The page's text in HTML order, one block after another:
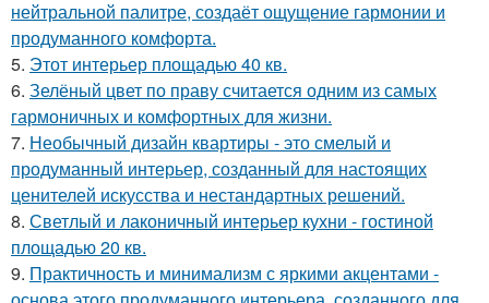
нейтральной палитре, создаёт ощущение гармонии и
продуманного комфорта.
5. Этот интерьер площадью 40 кв.
6. Зелёный цвет по праву считается одним из самых
гармоничных и комфортных для жизни.
7. Необычный дизайн квартиры - это смелый и
продуманный интерьер, созданный для настоящих
ценителей искусства и нестандартных решений.
8. Светлый и лаконичный интерьер кухни - гостиной
площадью 20 кв.
9. Практичность и минимализм с яркими акцентами -